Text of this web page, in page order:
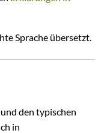
Sprache übersetzt.
den typischen
in